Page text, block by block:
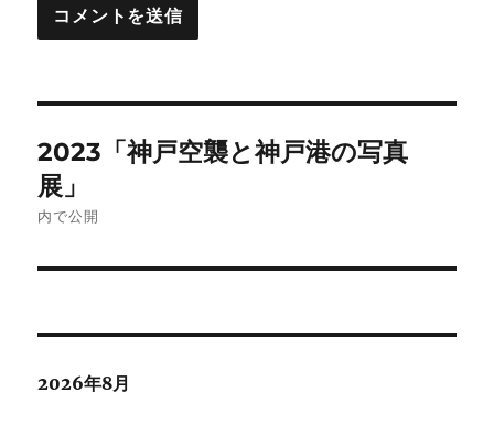
稿
ナ
ビ
2023「神戸空襲と神戸港の写真
展」
内で公開
2026年8月